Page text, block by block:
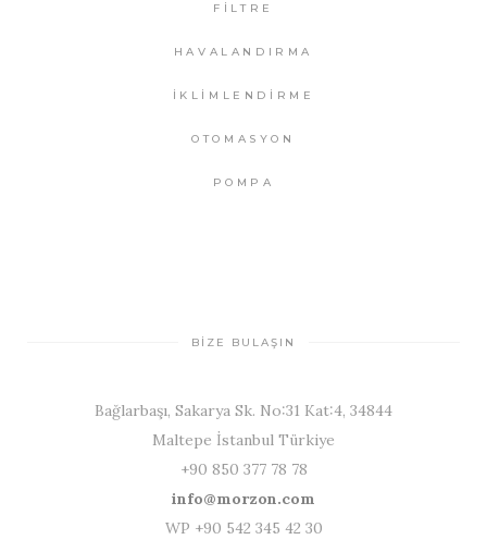
FİLTRE
HAVALANDIRMA
İKLİMLENDİRME
OTOMASYON
POMPA
BİZE BULAŞIN
Bağlarbaşı, Sakarya Sk. No:31 Kat:4, 34844
Maltepe İstanbul Türkiye
+90 850 377 78 78
info@morzon.com
WP +90 542 345 42 30